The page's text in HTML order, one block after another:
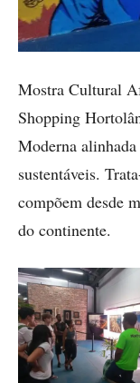
Mostra Cultural
Shopping
Moderna
sustentáveis.
compõem desde
do continente.